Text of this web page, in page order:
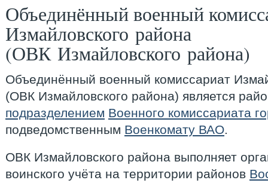
Объединённый военный
Измайловского района
(ОВК Измайловского района)
Объединённый военный комиссариат
(ОВК Измайловского района) является
подразделением Военного комиссариата
подведомственным Военкомату ВАО.
ОВК Измайловского района выполняет
воинского учёта на территории районов